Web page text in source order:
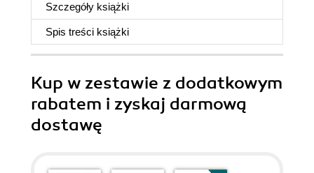
Szczegóły książki
Spis treści książki
Kup w zestawie z dodatkowym
rabatem i zyskaj darmową
dostawę